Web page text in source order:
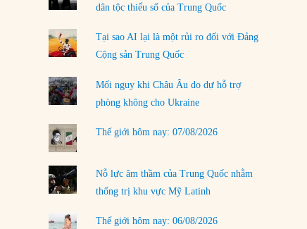
02/08/2026
Làm thế nào để kết thúc Chiến tranh Iran?
01/08/2026
Chiến lược kế tiếp của Bắc Kinh ở Biển Đông
31/07/2026
Trật tự thế giới mới: Các nước nhỏ sẽ luôn
phải chịu đựng?
30/07/2026
LOAD MORE
dân tộc thiểu số của Trung Quốc
Tại sao AI lại là một rủi ro đối với Đảng
Cộng sản Trung Quốc
Mối nguy khi Châu Âu do dự hỗ trợ
phòng không cho Ukraine
Thế giới hôm nay: 07/08/2026
Nỗ lực âm thầm của Trung Quốc nhằm
thống trị khu vực Mỹ Latinh
Thế giới hôm nay: 06/08/2026